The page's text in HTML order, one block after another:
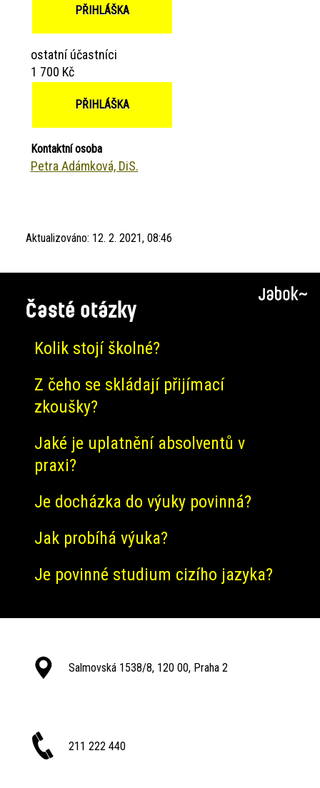
PŘIHLÁŠKA
ostatní účastníci
1 700 Kč
PŘIHLÁŠKA
Kontaktní osoba
Petra Adámková, DiS.
Aktualizováno: 12. 2. 2021, 08:46
Časté otázky
Kolik stojí školné?
Z čeho se skládají přijímací
zkoušky?
Jaké je uplatnění absolventů v
praxi?
Je docházka do výuky povinná?
Jak probíhá výuka?
Je povinné studium cizího jazyka?
Salmovská 1538/8, 120 00, Praha 2
211 222 440